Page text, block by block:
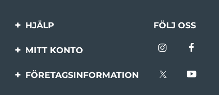
HJÄLP
Kontakta oss
FÖLJ OSS
MITT KONTO
Produktregistrering
FÖRETAGSINFORMATION